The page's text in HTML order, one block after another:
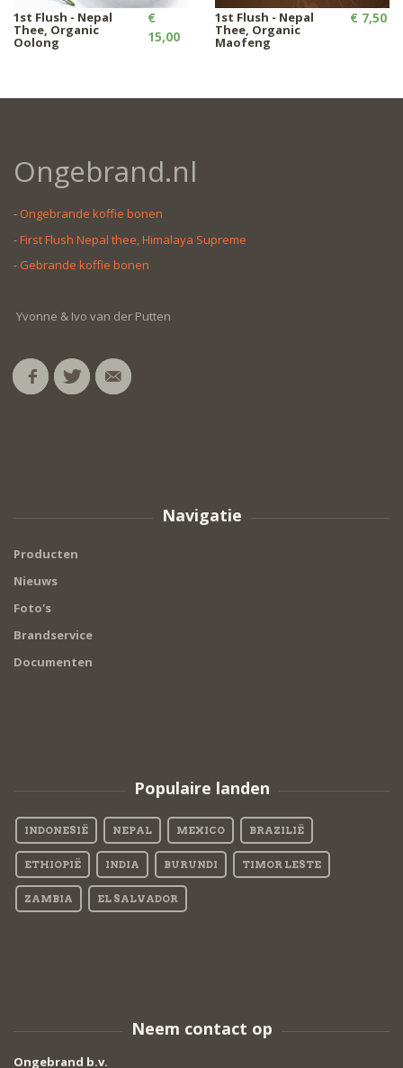
1st Flush - Nepal
Thee, Organic
Oolong
€
15,00
1st Flush - Nepal
Thee, Organic
Maofeng
€ 7,50
Ongebrand.nl
- Ongebrande koffie bonen
-First Flush Nepal thee, Himalaya Supreme
- Gebrande koffie bonen
Yvonne & Ivo van der Putten
Navigatie
Producten
Nieuws
Foto's
Brandservice
Documenten
Populaire landen
INDONESIË NEPAL MEXICO BRAZILIË
ETHIOPIË INDIA BURUNDI TIMOR LESTE
ZAMBIA EL SALVADOR
Neem contact op
Ongebrand b.v.